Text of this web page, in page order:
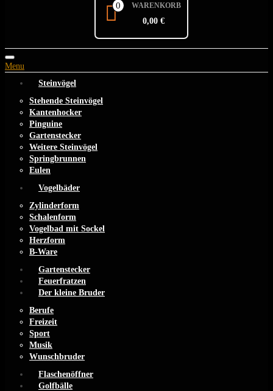
0 WARENKORB
0,00 €
Toggle
navigation
Menu
Steinvögel
Stehende Steinvögel
Kantenhocker
Pinguine
Gartenstecker
Weitere Steinvögel
Springbrunnen
Eulen
Vogelbäder
Zylinderform
Schalenform
Vogelbad mit Sockel
Herzform
B-Ware
Gartenstecker
Feuerfratzen
Der kleine Bruder
Berufe
Freizeit
Sport
Musik
Wunschbruder
Flaschenöffner
Golfbälle